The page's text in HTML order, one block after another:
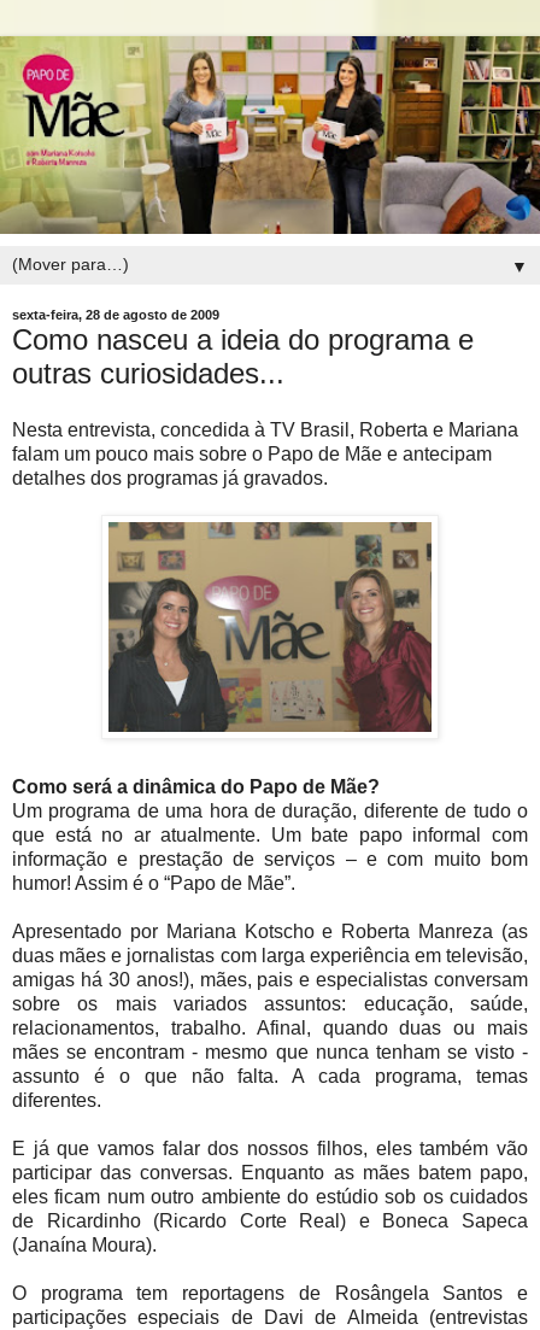
▼
sexta-feira, 28 de agosto de 2009
Como nasceu a ideia do programa e
outras curiosidades...
Nesta entrevista, concedida à TV Brasil, Roberta e Mariana
falam um pouco mais sobre o Papo de Mãe e antecipam
detalhes dos programas já gravados.
Como será a dinâmica do Papo de Mãe?
Um programa de uma hora de duração, diferente de tudo o
que está no ar atualmente. Um bate papo informal com
informação e prestação de serviços – e com muito bom
humor! Assim é o “Papo de Mãe”.
Apresentado por Mariana Kotscho e Roberta Manreza (as
duas mães e jornalistas com larga experiência em televisão,
amigas há 30 anos!), mães, pais e especialistas conversam
sobre os mais variados assuntos: educação, saúde,
relacionamentos, trabalho. Afinal, quando duas ou mais
mães se encontram - mesmo que nunca tenham se visto -
assunto é o que não falta. A cada programa, temas
diferentes.
E já que vamos falar dos nossos filhos, eles também vão
participar das conversas. Enquanto as mães batem papo,
eles ficam num outro ambiente do estúdio sob os cuidados
de Ricardinho (Ricardo Corte Real) e Boneca Sapeca
(Janaína Moura).
O programa tem reportagens de Rosângela Santos e
participações especiais de Davi de Almeida (entrevistas